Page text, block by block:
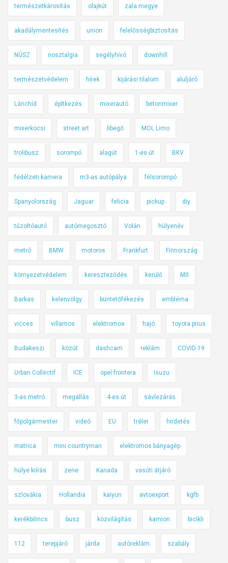
n
i
s
e
ő
a
K
R
S
-
r
ő
e
g
e
e
k
természetkárosítás olajkút zala megye
akadálymentesítés union felelősségbiztosítás
NÚSZ nosztalgia segélyhívó downhill
természetvédelem hírek kijárási tilalom aluljáró
Lánchíd építkezés mixerautó betonmixer
mixerkocsi street art libegő MOL Limo
trolibusz sorompó alagút 1-es út BKV
fedélzeti kamera m3-as autópálya félsorompó
Spanyolország Jaguar felicia pickup diy
tűzoltóautó autómegosztó Volán hülyenév
metró BMW motoros Frankfurt Finnország
környezetvédelem kereszteződés kerülő M0
Barkas kelenvölgy büntetőfékezés embléma
vicces villamos elektromos hajó toyota prius
Budakeszi közút dashcam reklám COVID-19
Urban Collëctif ICE opel frontera Isuzu
3-as metró megállás 4-es út sávlezárás
főpolgármester videó EU tréler hirdetés
matrica mini countryman elektromos bányagép
hülye kiírás zene Kanada vasúti átjáró
szlovákia Hollandia kaiyun avtoexport kgfb
kerékbilincs busz közvilágítás kamion bicikli
112 terepjáró járda autóreklám szabály